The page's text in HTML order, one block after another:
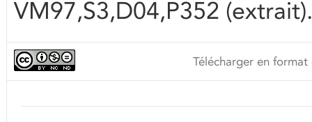
VM97,S3,D04,P352 (extrait).
Télécharger en